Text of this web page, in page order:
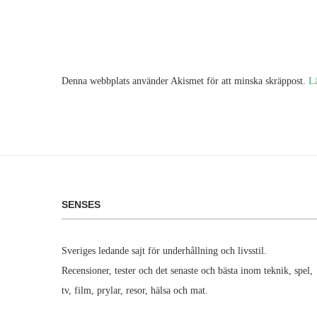
Denna webbplats använder Akismet för att minska skräppost.
SENSES
Sveriges ledande sajt för underhållning och livsstil.
Recensioner, tester och det senaste och bästa inom teknik, spel,
tv, film, prylar, resor, hälsa och mat.